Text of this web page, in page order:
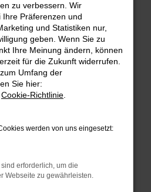
Error
aufgetreten.
die dir helfen können:
und deine
zum Beispiel deine
bestimmter Seiten
die Seite in einem
in einem privaten
zu verbessern. Wir
Präferenzen und
und Statistiken nur,
geben. Wenn Sie zu
Ihre Meinung ändern, können
für die Zukunft widerrufen.
Umfang der
Sie hier:
Cookie-Richtlinie
werden von uns eingesetzt:
erforderlich, um die
Webseite zu gewährleisten.